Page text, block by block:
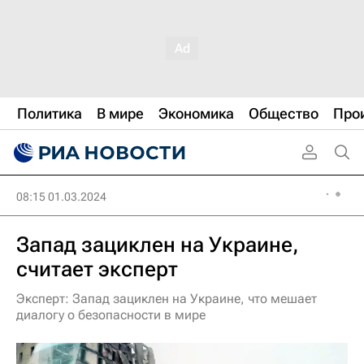
Политика В мире Экономика Общество
08:15 01.03.2024
Запад зациклен на Украине,
считает эксперт
Эксперт: Запад зациклен на Украине, что мешает
диалогу о безопасности в мире